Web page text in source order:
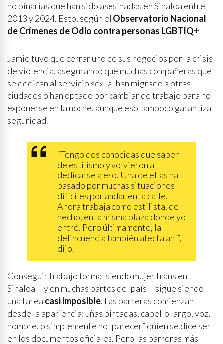
no binarias que han sido asesinadas en Sinaloa entre
2013 y 2024. Esto, según el Observatorio Nacional
de Crímenes de Odio contra personas LGBTIQ+
Jamie tuvo que cerrar uno de sus negocios por la crisis
de violencia, asegurando que muchas compañeras que
se dedican al servicio sexual han migrado a otras
ciudades o han optado por cambiar de trabajo para no
exponerse en la noche, aunque eso tampoco garantiza
seguridad.
“Tengo dos conocidas que saben
de estilismo y volvieron a
dedicarse a eso. Una de ellas ha
pasado por muchas situaciones
difíciles por andar en la calle.
Ahora trabaja como estilista, de
hecho, en la misma plaza donde yo
entré. Pero últimamente, la
delincuencia también afecta ahí”,
dijo.
Conseguir trabajo formal siendo mujer trans en
Sinaloa —y en muchas partes del país— sigue siendo
una tarea casi imposible. Las barreras comienzan
desde la apariencia: uñas pintadas, cabello largo, voz,
nombre, o simplemente no “parecer” quien se dice ser
en los documentos oficiales. Pero las barreras más